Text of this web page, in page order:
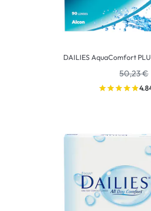
DAILIES AquaComfort
50,23 €